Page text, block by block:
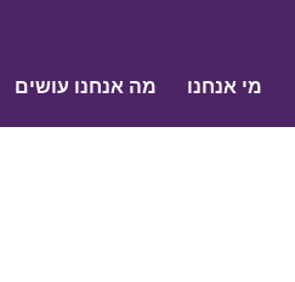
מי אנחנו מה אנחנו עושים